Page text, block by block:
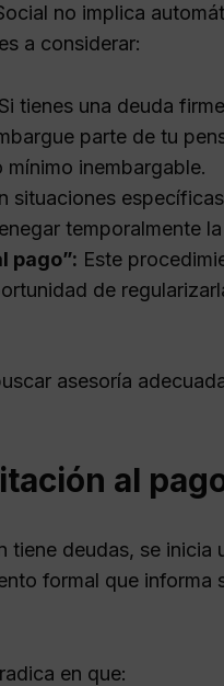
no implica
a considerar:
Si tienes una deuda
parte de tu
inembargable.
situaciones
temporalmente
pago”: Este
de
asesoría
al
tiene deudas, se
formal que
en que: